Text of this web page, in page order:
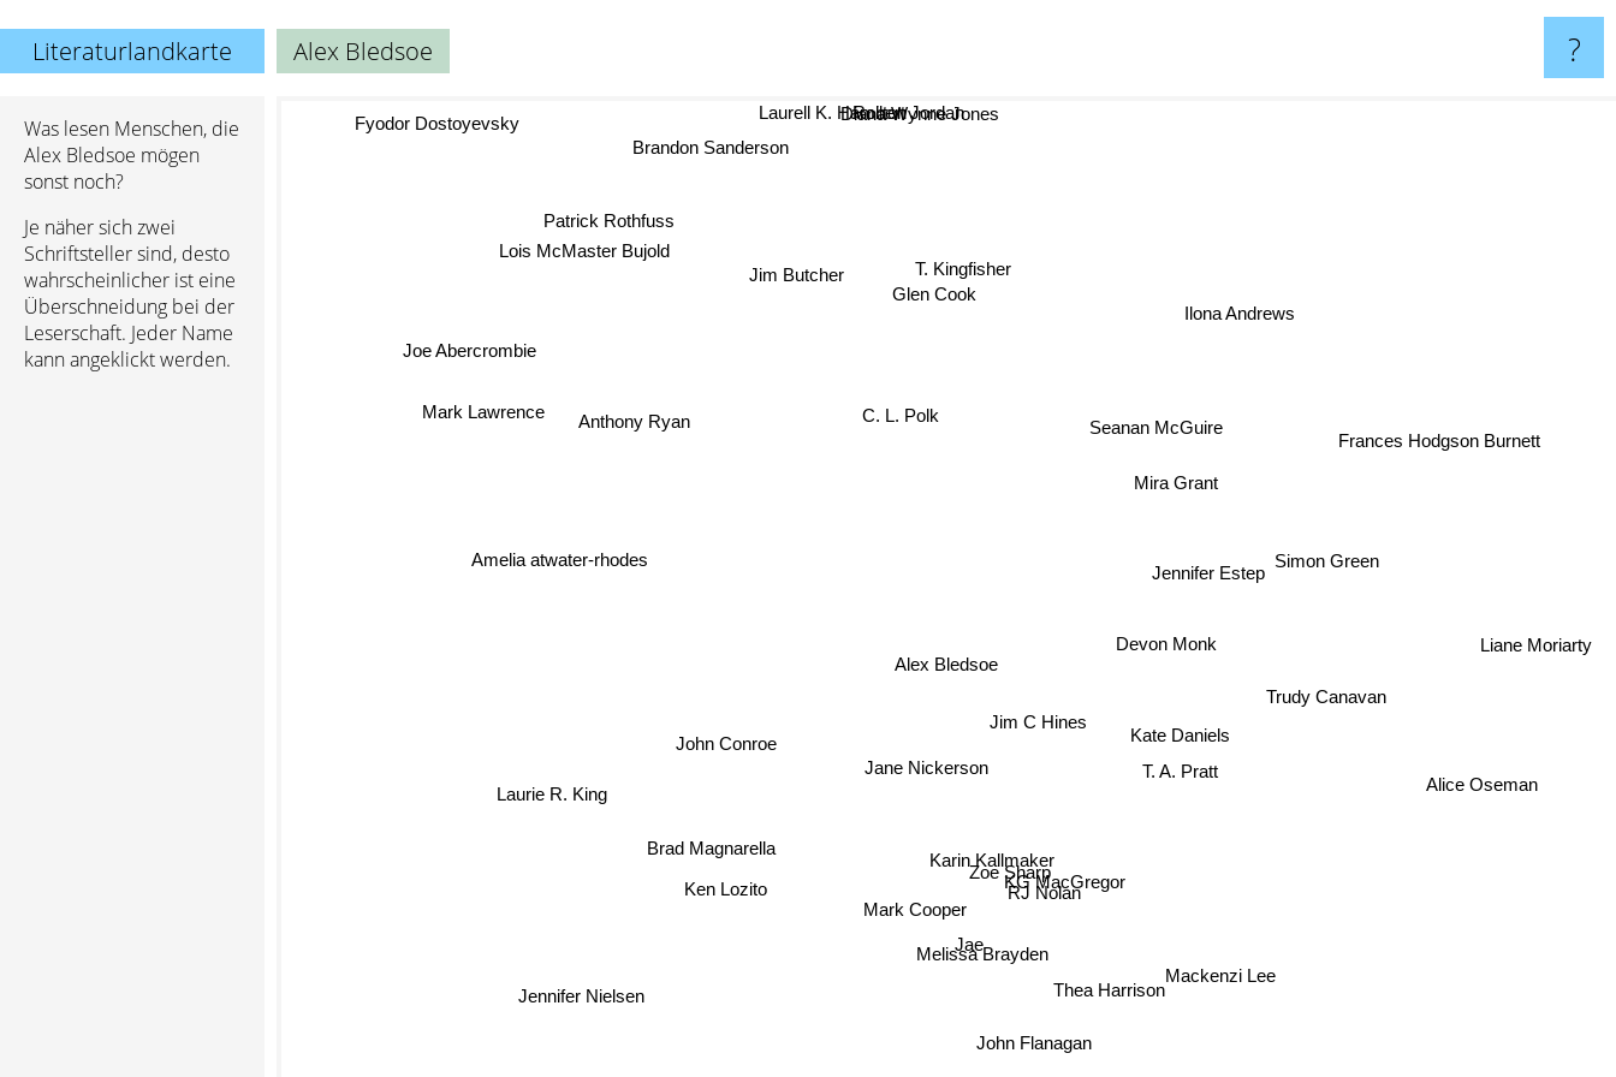
Literaturlandkarte Alex Bledsoe ?
Was lesen Menschen, die
Alex Bledsoe mögen
sonst noch?
Je näher sich zwei
Schriftsteller sind, desto
wahrscheinlicher ist eine
Überschneidung bei der
Leserschaft. Jeder Name
kann angeklickt werden.
Alex Bledsoe
Jim C Hines
Jane Nickerson
Karin Kallmaker
Kate Daniels
Zoe Sharp
RJ Nolan
T. A. Pratt
KG MacGregor
Devon Monk
Mark Cooper
John Conroe
Jae
Melissa Brayden
Jennifer Estep
C. L. Polk
Ken Lozito
Mira Grant
Brad Magnarella
Mackenzi Lee
Anthony Ryan Seanan McGuire
Trudy Canavan
Amelia atwater-rhodes
Thea Harrison
Laurie R. King
John Flanagan
Simon Green
Glen Cook
T. Kingfisher
Jennifer Nielsen
Alice Oseman
Mark Lawrence
Jim Butcher
Lois McMaster Bujold
Ilona Andrews
Laurell K. Hamilton
Diana Wynne Jones
Joe Abercrombie
Robert Jordan
Patrick Rothfuss
Fyodor Dostoyevsky
Brandon Sanderson